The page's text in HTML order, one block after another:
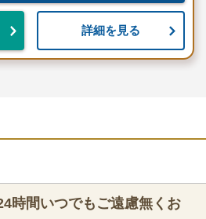
詳細を見る
時間いつでもご遠慮無くお